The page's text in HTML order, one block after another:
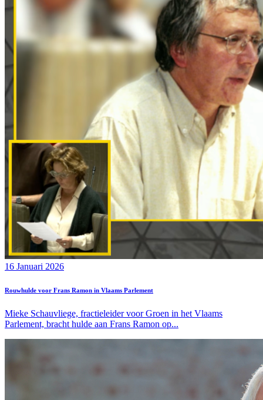
16 Januari 2026
Rouwhulde voor Frans Ramon in Vlaams Parlement
Mieke Schauvliege, fractieleider voor Groen in het Vlaams
Parlement, bracht hulde aan Frans Ramon op...